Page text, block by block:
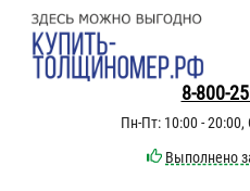
8-800-
Пн-Пт: 10:00 - 20:00,
Выполнено
КАТАЛОГ